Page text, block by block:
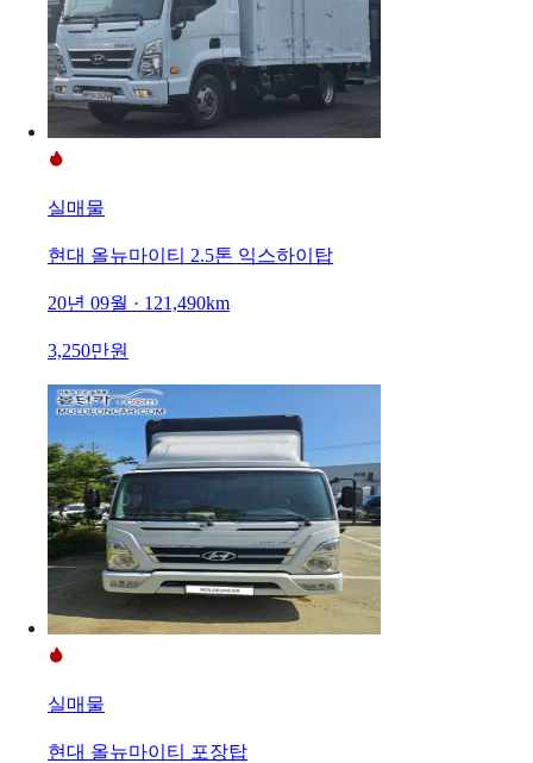
실매물
현대 올뉴마이티 2.5톤 익스하이탑
20년 09월 · 121,490km
3,250만원
실매물
현대 올뉴마이티 포장탑